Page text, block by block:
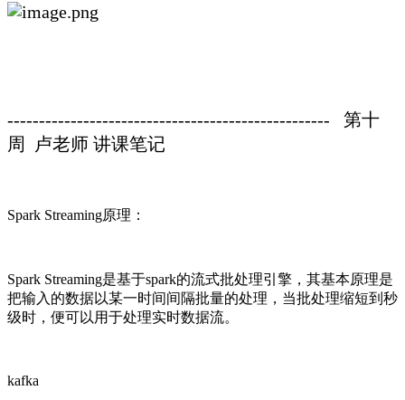
--------------------------------------------------- 第十
周 卢老师 讲课笔记
Spark Streaming原理：
Spark Streaming是基于spark的流式批处理引擎，其基本原理是
把输入的数据以某一时间间隔批量的处理，当批处理缩短到秒
级时，便可以用于处理实时数据流。
kafka